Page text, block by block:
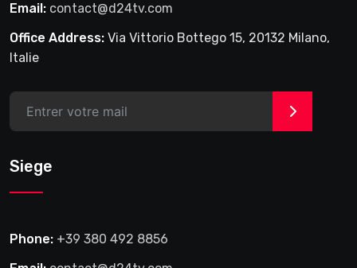
Email: contact@d24tv.com
Office Address: Via Vittorio Bottego 15, 20132 Milano,
Italie
>
Siege
Phone: +39 380 492 8856